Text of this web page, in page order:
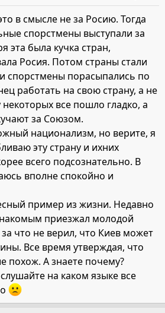
в смысле не за Росию. Тогда
спорстмены выступали за
эта была кучка стран,
Росия. Потом страны стали
спорстмены порасыпались по
работать на свою страну, а не
все пошло гладко, а
за Союзом.
национализм, но верите, я
эту страну и ихних
всего подсознательно. В
вполне спокойно и
пример из жизни. Недавно
приезжал молодой
что не верил, что Киев может
Все время утверждая, что
похож. А знаете почему?
на каком языке все